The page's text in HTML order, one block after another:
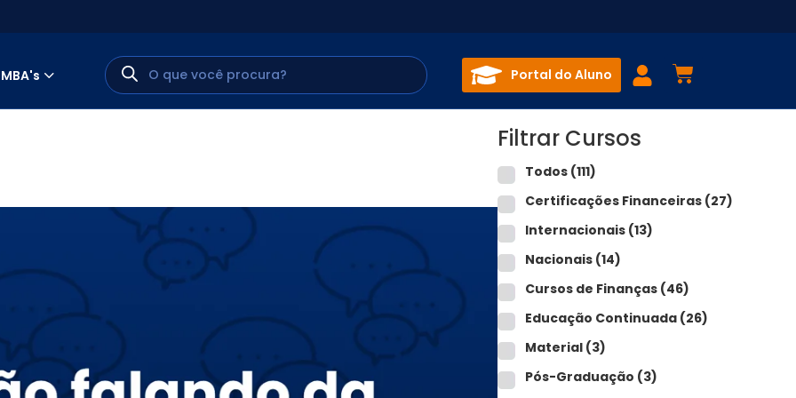
MBA's Portal do Aluno
MINHA CONTA
PORTAL EAD
Filtrar Cursos
Todos (111)
Certificações Financeiras (27)
Internacionais (13)
Nacionais (14)
Cursos de Finanças (46)
Educação Continuada (26)
Material (3)
Pós-Graduação (3)